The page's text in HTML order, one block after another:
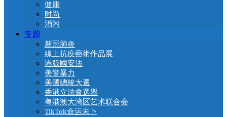
健康
时尚
消闲
专题
新冠肺炎
線上抗疫藝術作品展
港版國安法
美警暴力
美國總統大選
香港立法會選舉
粤港澳大湾区艺术联合会
TikTok命运未卜